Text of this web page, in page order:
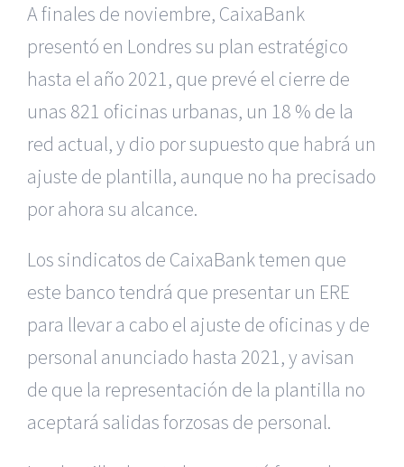
A finales de noviembre, CaixaBank
presentó en Londres su plan estratégico
hasta el año 2021, que prevé el cierre de
unas 821 oficinas urbanas, un 18 % de la
red actual, y dio por supuesto que habrá un
ajuste de plantilla, aunque no ha precisado
por ahora su alcance.
Los sindicatos de CaixaBank temen que
este banco tendrá que presentar un ERE
para llevar a cabo el ajuste de oficinas y de
personal anunciado hasta 2021, y avisan
de que la representación de la plantilla no
aceptará salidas forzosas de personal.